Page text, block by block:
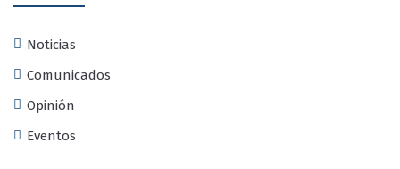
Noticias
Comunicados
Opinión
Eventos